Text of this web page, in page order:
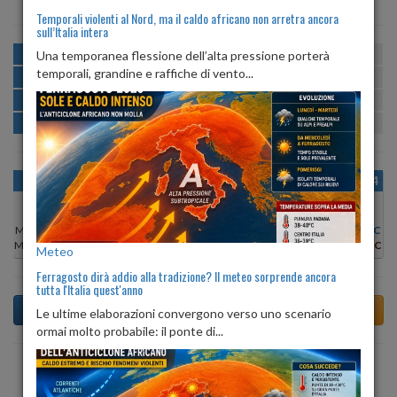
MATTINA min:20º max:27º U:56%
POMERIGGIO min:28º max:30º
SERA min:24º max:30º U:50% 82%
NOTTE min: 20º max:21º U:98%
OGGI
Min:
28°C
Max:29°C
DOM 09
Min:
Max:30°C
LUN 10
Min:29°C
Max:31°C
MAR 11
Min:
30°C
Max:32°C
MER 12
Max:32°C
GIO 13
Min:30°C
Max:31°C
VEN 14
29°C
Max:30°C
Previsioni del Tempo a Arbus di domani
Temporali violenti al Nord, ma il caldo africano non arretra ancora
sull’Italia intera
Una temporanea flessione dell’alta pressione porterà
temporali, grandine e raffiche di vento...
Meteo
Ferragosto dirà addio alla tradizione? Il meteo sorprende ancora
tutta l'Italia quest'anno
Le ultime elaborazioni convergono verso uno scenario
ormai molto probabile: il ponte di...